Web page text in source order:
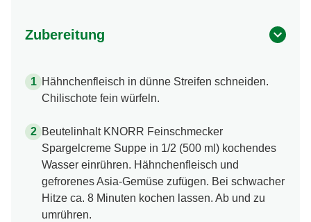
Zubereitung
Hähnchenfleisch in dünne Streifen schneiden.
Chilischote fein würfeln.
Beutelinhalt KNORR Feinschmecker
Spargelcreme Suppe in 1/2 (500 ml) kochendes
Wasser einrühren. Hähnchenfleisch und
gefrorenes Asia-Gemüse zufügen. Bei schwacher
Hitze ca. 8 Minuten kochen lassen. Ab und zu
umrühren.